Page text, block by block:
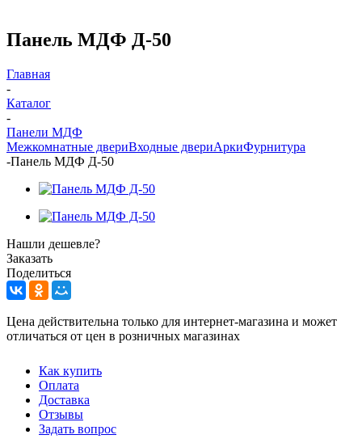
Панель МДФ Д-50
Главная
-
Каталог
-
Панели МДФ
Межкомнатные двериВходные двериАркиФурнитура
-Панель МДФ Д-50
Нашли дешевле?
Заказать
Поделиться
Цена действительна только для интернет-магазина и может
отличаться от цен в розничных магазинах
Как купить
Оплата
Доставка
Отзывы
Задать вопрос